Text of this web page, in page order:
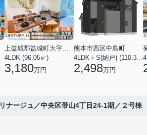
4LDK (96.05㎡)
3,180万円
熊本市西区中島町
2,498万円
リナージュ／中央区帯山4丁目24-1期／２号棟